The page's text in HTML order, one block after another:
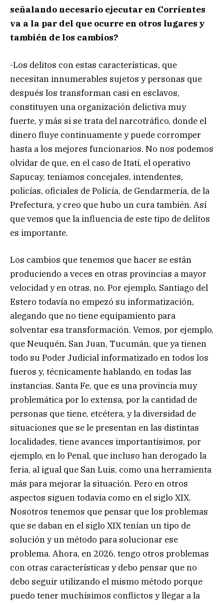
señalando necesario ejecutar en Corrientes
va a la par del que ocurre en otros lugares y
también de los cambios?
-Los delitos con estas características, que
necesitan innumerables sujetos y personas que
después los transforman casi en esclavos,
constituyen una organización delictiva muy
fuerte, y más si se trata del narcotráfico, donde el
dinero fluye continuamente y puede corromper
hasta a los mejores funcionarios. No nos podemos
olvidar de que, en el caso de Itatí, el operativo
Sapucay, teníamos concejales, intendentes,
policías, oficiales de Policía, de Gendarmería, de la
Prefectura, y creo que hubo un cura también. Así
que vemos que la influencia de este tipo de delitos
es importante.
Los cambios que tenemos que hacer se están
produciendo a veces en otras provincias a mayor
velocidad y en otras, no. Por ejemplo, Santiago del
Estero todavía no empezó su informatización,
alegando que no tiene equipamiento para
solventar esa transformación. Vemos, por ejemplo,
que Neuquén, San Juan, Tucumán, que ya tienen
todo su Poder Judicial informatizado en todos los
fueros y, técnicamente hablando, en todas las
instancias. Santa Fe, que es una provincia muy
problemática por lo extensa, por la cantidad de
personas que tiene, etcétera, y la diversidad de
situaciones que se le presentan en las distintas
localidades, tiene avances importantísimos, por
ejemplo, en lo Penal, que incluso han derogado la
feria, al igual que San Luis, como una herramienta
más para mejorar la situación. Pero en otros
aspectos siguen todavía como en el siglo XIX.
Nosotros tenemos que pensar que los problemas
que se daban en el siglo XIX tenían un tipo de
solución y un método para solucionar ese
problema. Ahora, en 2026, tengo otros problemas
con otras características y debo pensar que no
debo seguir utilizando el mismo método porque
puedo tener muchísimos conflictos y llegar a la